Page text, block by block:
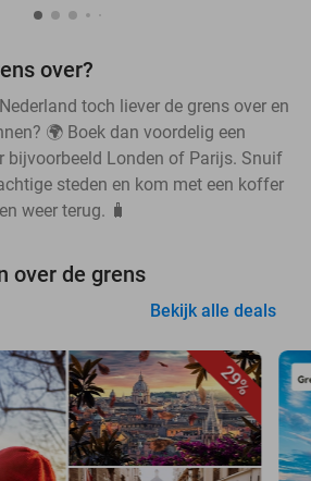
over?
toch liever de grens over en
🌍 Boek dan voordelig een
bijvoorbeeld Londen of Parijs. Snuif
steden en kom met een koffer
weer terug. 🧳
over de grens
Bekijk alle deals
29%